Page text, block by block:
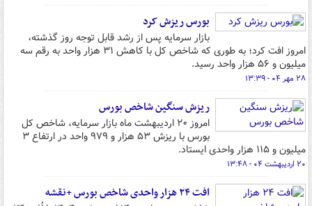
بورس ریزش کرد
بازار سرمایه پس از رشد قابل توجه روز گذشته،
امروز افت کرد؛ به طوری که شاخص کل با کاهش ۳۱ هزار واحد به رقم سه
میلیون و ۵۶ هزار واحد رسید.
۲۸ مهر ۰۴ - ۱۳:۳۹
ریزش سنگین شاخص بورس
امروز ۲۰ اردیبهشت ماه بازار سرمایه، شاخص کل
بورس با ریزش ۵۳ هزار و ۹۷۹ واحد در ارتفاع ۳
میلیون و ۱۱۵ هزار واحدی ایستاد.
۲۰ اردیبهشت ۰۴ - ۱۳:۴۸
افت ۲۴ هزار واحدی شاخص بورس +نقشه